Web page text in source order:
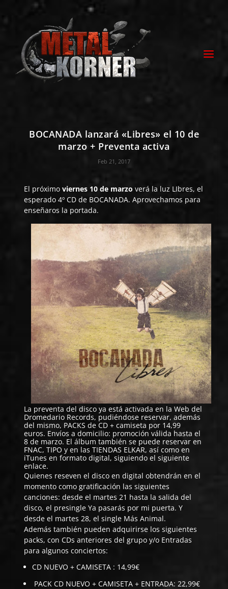
BOCANADA lanzará «Libres» el 10 de
marzo + Preventa activa
Feb 21, 2017
El próximoviernes 10 de marzo verá la luz LIbres, el
esperado 4º CD de BOCANADA. Aprovechamos para
enseñaros la portada.
La preventa del disco ya está activada en laWeb del
Dromedario Records, pudiéndose reservar, además
del mismo, PACKS de CD + camiseta por 14,99
euros. Envíos a domicilio: promoción válida hasta el
8 de marzo. El álbum también se puede reservar en
FNAC, TIPO y en las TIENDAS ELKAR, así como en
iTunes en formato digital, siguiendo elsiguiente
enlace.
Quienes reseven el disco en digital obtendrán en el
momento como gratificación las siguientes
canciones: desde el martes 21 hasta la salida del
disco, el presingle Ya pasarás por mi puerta. Y
desde el martes 28, el single Más Animal.
Además también pueden adquirirse los siguientes
packs, con CDs anteriores del grupo y/o Entradas
para algunos conciertos:
CD NUEVO + CAMISETA : 14,99€
PACK CD NUEVO + CAMISETA + ENTRADA: 22,99€